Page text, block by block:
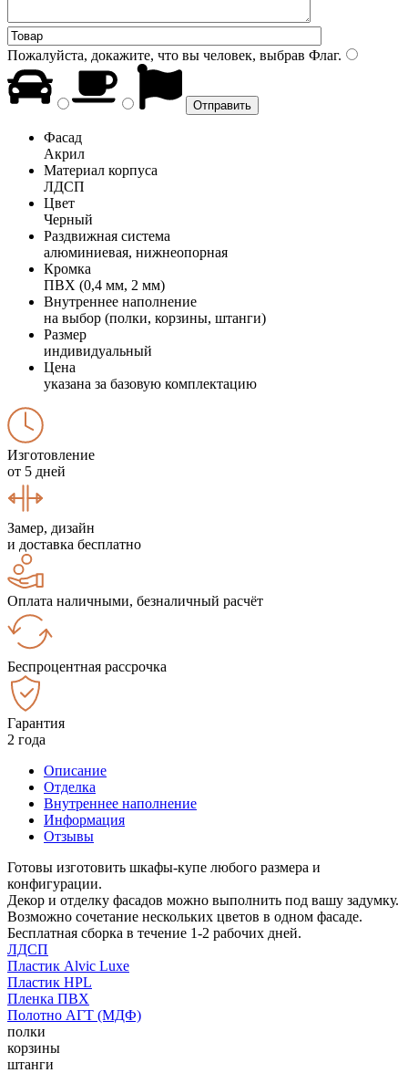
Пожалуйста, докажите, что вы человек, выбрав Флаг.
Фасад
Акрил
Материал корпуса
ЛДСП
Цвет
Черный
Раздвижная система
алюминиевая, нижнеопорная
Кромка
ПВХ (0,4 мм, 2 мм)
Внутреннее наполнение
на выбор (полки, корзины, штанги)
Размер
индивидуальный
Цена
указана за базовую комплектацию
Изготовление
от 5 дней
Замер, дизайн
и доставка бесплатно
Оплата наличными, безналичный расчёт
Беспроцентная рассрочка
Гарантия
2 года
Описание
Отделка
Внутреннее наполнение
Информация
Отзывы
Готовы изготовить шкафы-купе любого размера и
конфигурации.
Декор и отделку фасадов можно выполнить под вашу задумку.
Возможно сочетание нескольких цветов в одном фасаде.
Бесплатная сборка в течение 1-2 рабочих дней.
ЛДСП
Пластик Alvic Luxe
Пластик HPL
Пленка ПВХ
Полотно АГТ (МДФ)
полки
корзины
штанги